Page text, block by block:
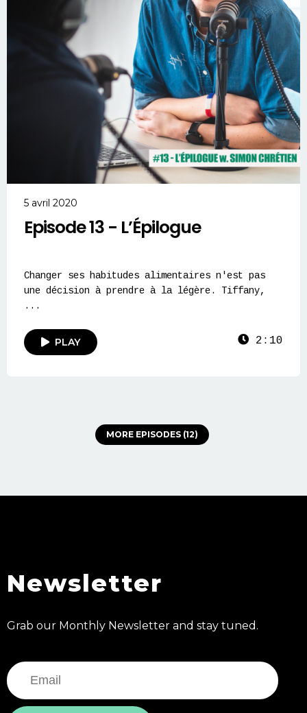
5 avril 2020
Episode 13 - L’Épilogue
Changer ses habitudes alimentaires n'est pas
une décision à prendre à la légère. Tiffany,
...
PLAY 2:10
MORE EPISODES (12)
Newsletter
Grab our Monthly Newsletter and stay tuned.